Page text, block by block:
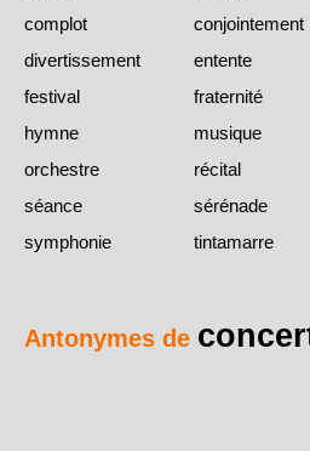
complot
conjointement
divertissement
entente
festival
fraternité
hymne
musique
orchestre
récital
séance
sérénade
symphonie
tintamarre
Antonymes de